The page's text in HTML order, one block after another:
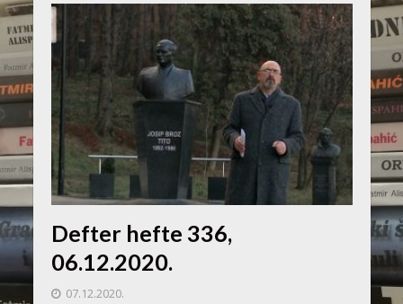
Defter hefte 336,
06.12.2020.
07.12.2020.